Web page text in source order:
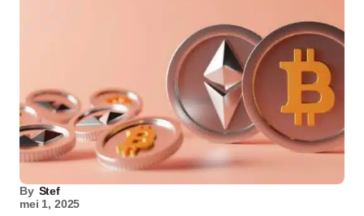
By Stef
mei 1, 2025